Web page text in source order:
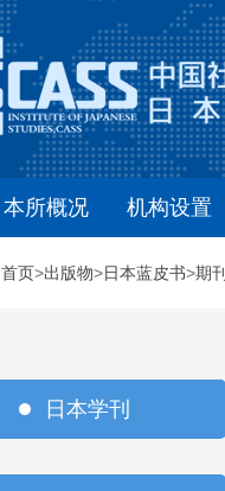
本所概况 机构设置
首页>出版物>日本蓝皮书>期刊
日本学刊